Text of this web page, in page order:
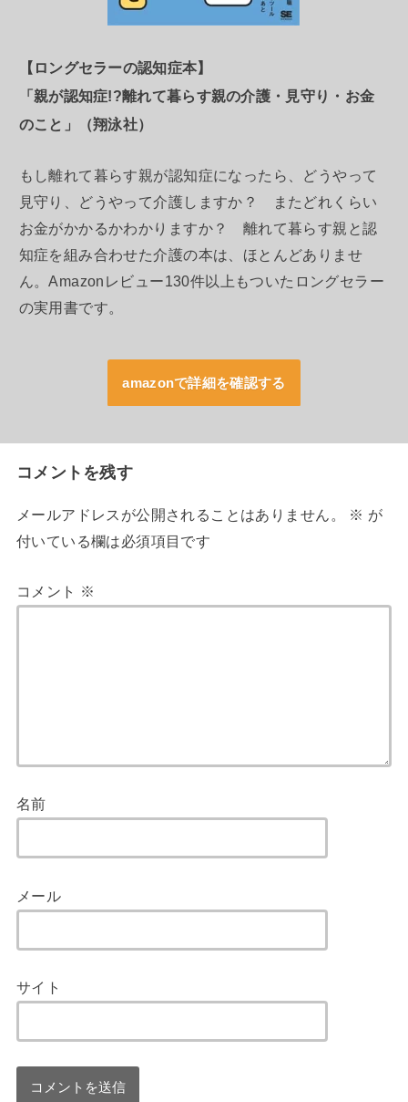
【ロングセラーの認知症本】
「親が認知症!?離れて暮らす親の介護・見守り・お金
のこと」（翔泳社）
もし離れて暮らす親が認知症になったら、どうやって
見守り、どうやって介護しますか？ またどれくらい
お金がかかるかわかりますか？ 離れて暮らす親と認
知症を組み合わせた介護の本は、ほとんどありませ
ん。Amazonレビュー130件以上もついたロングセラー
の実用書です。
amazonで詳細を確認する
コメントを残す
メールアドレスが公開されることはありません。 ※ が
付いている欄は必須項目です
コメント ※
名前
メール
サイト